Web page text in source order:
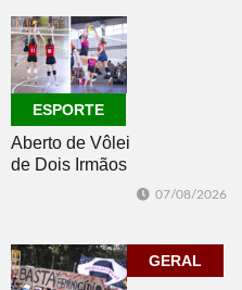
ESPORTE
Aberto de Vôlei
de Dois Irmãos
jogos
07/08/2026
GERAL